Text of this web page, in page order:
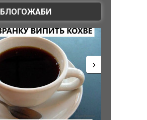
БЛОГОЖАБИ